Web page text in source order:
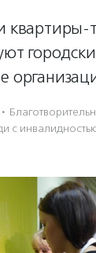
квартиры-
·
с